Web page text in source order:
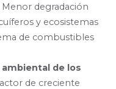
Menor degradación
y ecosistemas
de combustibles
de los
de creciente